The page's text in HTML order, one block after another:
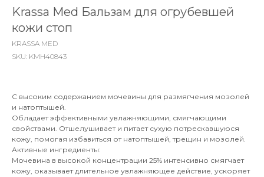
Krassa Med Бальзам для огрубевшей
кожи стоп
KRASSA MED
SKU: KMН40843
С высоким содержанием мочевины для размягчения мозолей
и натоптышей.
Обладает эффективными увлажняющими, смягчающими
свойствами. Отшелушивает и питает сухую потрескавшуюся
кожу, помогая избавиться от натоптышей, трещин и мозолей.
Активные ингредиенты:
Мочевина в высокой концентрации 25% интенсивно смягчает
кожу, оказывает длительное увлажняющее действие, ускоряет